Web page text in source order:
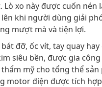
Lò xo này được cuốn nén
khi người dùng giải
mượt mà và tiện lợi.
đỡ, ốc vít, tay quay
siêu bền, được gia
mỹ cho tổng thể
motor điện được tích